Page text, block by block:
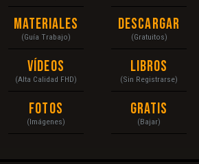
Materiales
(Guía Trabajo)
Vídeos
(Alta Calidad FHD)
Fotos
(Imágenes)
Descargar
(Gratuitos)
Libros
(Sin Registrarse)
Gratis
(Bajar)